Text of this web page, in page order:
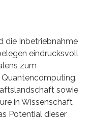
die Inbetriebnahme
eindrucksvoll
zum
sowie
in Wissenschaft
Potential dieser